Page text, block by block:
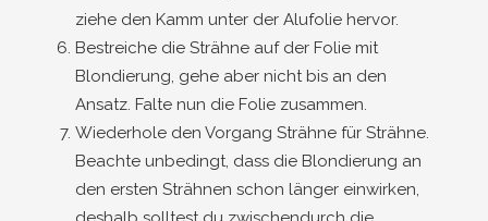
ziehe den Kamm unter der Alufolie hervor.
Bestreiche die Strähne auf der Folie mit
Blondierung, gehe aber nicht bis an den
Ansatz. Falte nun die Folie zusammen.
Wiederhole den Vorgang Strähne für Strähne.
Beachte unbedingt, dass die Blondierung an
den ersten Strähnen schon länger einwirken,